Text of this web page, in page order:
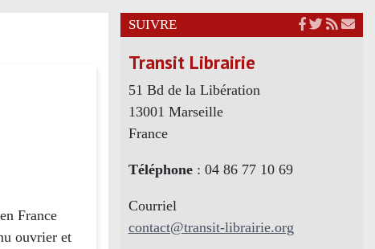
France
ouvrier et
SUIVRE
Transit Librairie
51 Bd de la Libération
13001 Marseille
France
Téléphone: 04 86 77 10 69
Courriel
contact@transit-librairie.org